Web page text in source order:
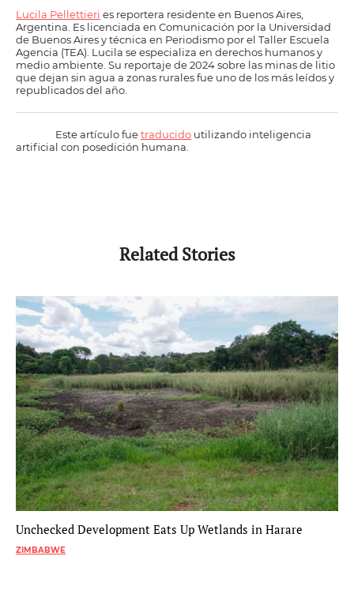
Lucila Pellettieri es reportera residente en Buenos Aires,
Argentina. Es licenciada en Comunicación por la Universidad
de Buenos Aires y técnica en Periodismo por el Taller Escuela
Agencia (TEA). Lucila se especializa en derechos humanos y
medio ambiente. Su reportaje de 2024 sobre las minas de litio
que dejan sin agua a zonas rurales fue uno de los más leídos y
republicados del año.
Este artículo fuetraducido utilizando inteligencia
artificial con posedición humana.
Related Stories
Unchecked Development Eats Up Wetlands in Harare
ZIMBABWE